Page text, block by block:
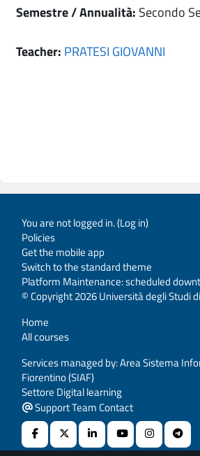
Semestre / Annualità: Secondo
Teacher: PRATESI GIOVANNI
You are not logged in. (Log in)
Policies
Get the mobile app
Switch to the standard theme
Platform Maintenance: scheduled
© Copyright 2026 Università degli Studi
Home
All courses
Services managed by: Area Sistema
Fiorentino (SIAF)
Settore Digital learning
Support Team Contact